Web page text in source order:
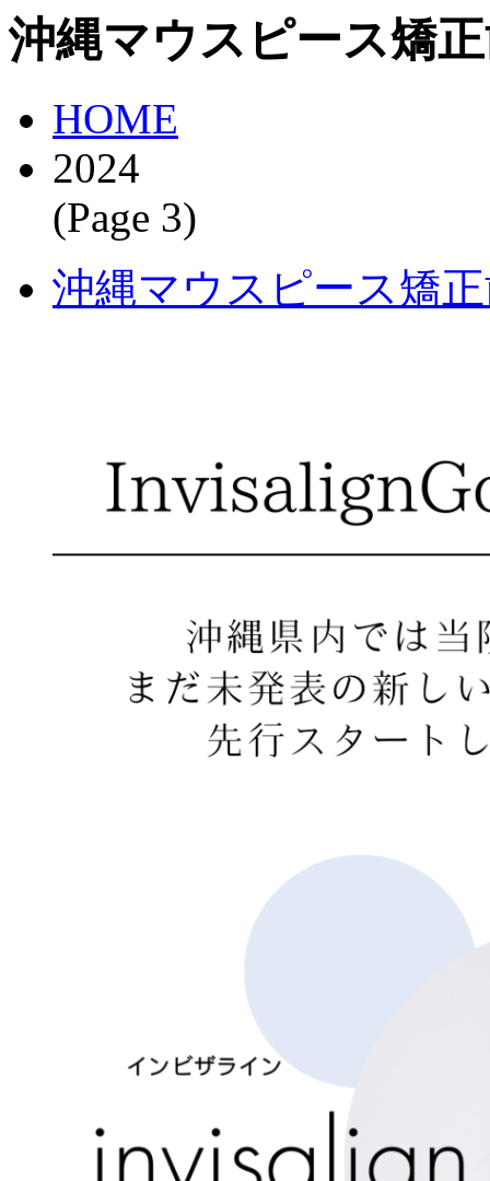
沖縄マウスピース矯
HOME
2024
(Page 3)
沖縄マウスピース矯